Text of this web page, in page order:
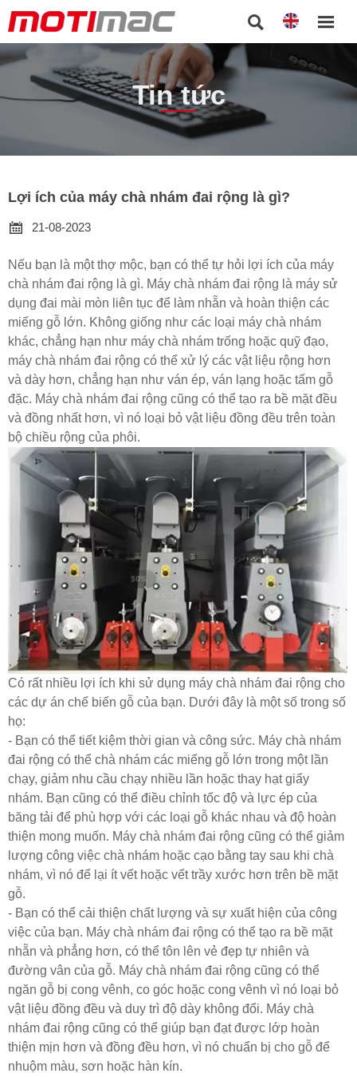
 
Tin tức
Lợi ích của máy chà nhám đai rộng là gì?

21-08-2023
Nếu bạn là một thợ mộc, bạn có thể tự hỏi lợi ích của máy
chà nhám đai rộng là gì. Máy chà nhám đai rộng là máy sử
dụng đai mài mòn liên tục để làm nhẵn và hoàn thiện các
miếng gỗ lớn. Không giống như các loại máy chà nhám
khác, chẳng hạn như máy chà nhám trống hoặc quỹ đạo,
máy chà nhám đai rộng có thể xử lý các vật liệu rộng hơn
và dày hơn, chẳng hạn như ván ép, ván lạng hoặc tấm gỗ
đặc. Máy chà nhám đai rộng cũng có thể tạo ra bề mặt đều
và đồng nhất hơn, vì nó loại bỏ vật liệu đồng đều trên toàn
bộ chiều rộng của phôi.
Có rất nhiều lợi ích khi sử dụng máy chà nhám đai rộng cho
các dự án chế biến gỗ của bạn. Dưới đây là một số trong số
họ:
- Bạn có thể tiết kiệm thời gian và công sức. Máy chà nhám
đai rộng có thể chà nhám các miếng gỗ lớn trong một lần
chạy, giảm nhu cầu chạy nhiều lần hoặc thay hạt giấy
nhám. Bạn cũng có thể điều chỉnh tốc độ và lực ép của
băng tải để phù hợp với các loại gỗ khác nhau và độ hoàn
thiện mong muốn. Máy chà nhám đai rộng cũng có thể giảm
lượng công việc chà nhám hoặc cạo bằng tay sau khi chà
nhám, vì nó để lại ít vết hoặc vết trầy xước hơn trên bề mặt
gỗ.
- Bạn có thể cải thiện chất lượng và sự xuất hiện của công
việc của bạn. Máy chà nhám đai rộng có thể tạo ra bề mặt
nhẵn và phẳng hơn, có thể tôn lên vẻ đẹp tự nhiên và
đường vân của gỗ. Máy chà nhám đai rộng cũng có thể
ngăn gỗ bị cong vênh, co góc hoặc cong vênh vì nó loại bỏ
vật liệu đồng đều và duy trì độ dày không đổi. Máy chà
nhám đai rộng cũng có thể giúp bạn đạt được lớp hoàn
thiện mịn hơn và đồng đều hơn, vì nó chuẩn bị cho gỗ để
nhuộm màu, sơn hoặc hàn kín.